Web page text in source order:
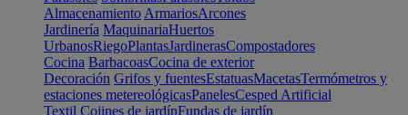
Almacenamiento ArmariosArcones
Jardinería MaquinariaHuertos
UrbanosRiegoPlantasJardinerasCompostadores
Cocina BarbacoasCocina de exterior
Decoración Grifos y fuentesEstatuasMacetasTermómetros y
estaciones metereológicasPanelesCesped Artificial
Textil Cojines de jardínFundas de jardín